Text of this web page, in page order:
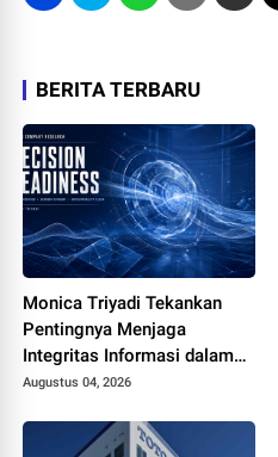
BERITA TERBARU
Monica Triyadi Tekankan
Pentingnya Menjaga
Integritas Informasi dalam
Riset Perusahaan ASEAN
Augustus 04, 2026